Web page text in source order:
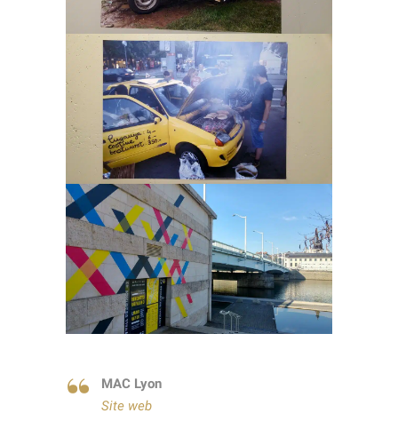
MAC Lyon
Site web